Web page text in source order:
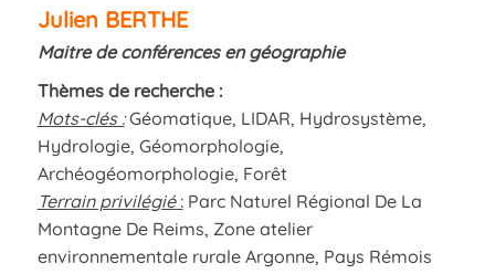
Julien BERTHE
Maitre de conférences en géographie
Thèmes de recherche :
Mots-clés : Géomatique, LIDAR, Hydrosystème,
Hydrologie, Géomorphologie,
Archéogéomorphologie, Forêt
Terrain privilégié:Parc Naturel Régional De La
Montagne De Reims, Zone atelier
environnementale rurale Argonne, Pays Rémois